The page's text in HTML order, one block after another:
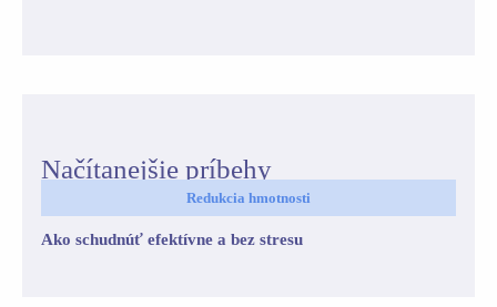
Načítanejšie príbehy
Redukcia hmotnosti
Ako schudnúť efektívne a bez stresu